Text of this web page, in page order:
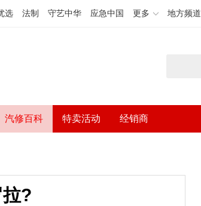
选 法制 守艺中华 应急中国 更多 地方频道
汽修百科 特卖活动 经销商
?